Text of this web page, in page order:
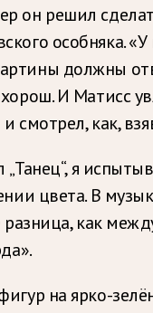
он решил
особняка.
должны
хорош. И Матисс
смотрел, как,
„Танец“, я
цвета. В
как
на ярко-